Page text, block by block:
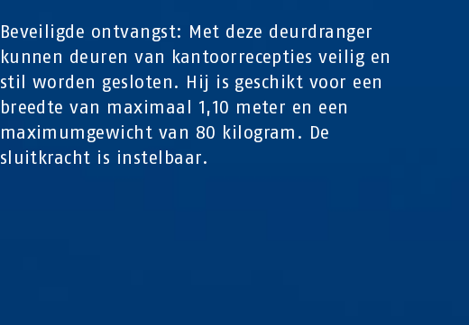
Beveiligde ontvangst: Met deze deurdranger
kunnen deuren van kantoorrecepties veilig en
stil worden gesloten. Hij is geschikt voor een
breedte van maximaal 1,10 meter en een
maximumgewicht van 80 kilogram. De
sluitkracht is instelbaar.